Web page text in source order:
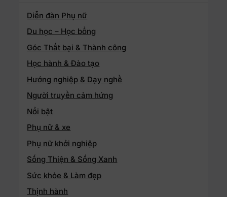
Diễn đàn Phụ nữ
Du học – Học bổng
Góc Thất bại & Thành công
Học hành & Đào tạo
Hướng nghiệp & Dạy nghề
Người truyền cảm hứng
Nổi bật
Phụ nữ & xe
Phụ nữ khởi nghiệp
Sống Thiện & Sống Xanh
Sức khỏe & Làm đẹp
Thịnh hành